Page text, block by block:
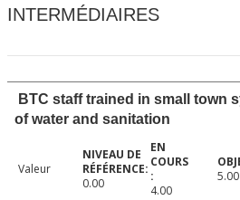
INTERMÉDIAIRES
BTC staff trained in small town
of water and sanitation
Valeur
0.00
4.00
5.00